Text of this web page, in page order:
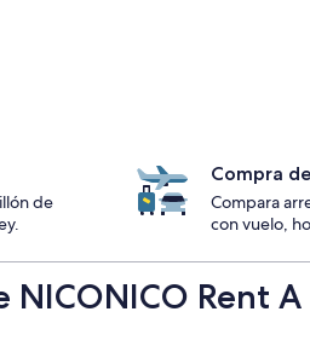
de
Compra
Compara
con vuelo,
Rent A